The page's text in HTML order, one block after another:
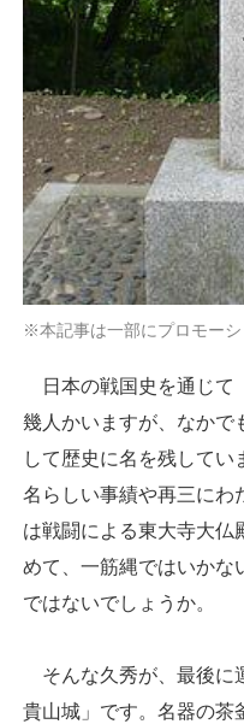
※本記事は一部にプロモー
日本の戦国史を通じて
幾人かいますが、なかで
して歴史に名を残してい
名らしい事績や再三にわ
は戦闘による東大寺大仏
めて、一筋縄ではいかな
ではないでしょうか。
そんな久秀が、最後に
貴山城」です。名器の茶